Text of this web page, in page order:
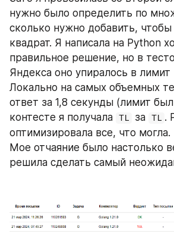
нужно было определить по
сколько нужно добавить, чтобы
квадрат. Я написала на Python
правильное решение, но в
Яндекса оно упиралось в
Локально на самых объемных
ответ за 1,8 секунды (лимит
контесте я получала TL за TL .
оптимизировала все, что
Мое отчаяние было настолько
решила сделать самый